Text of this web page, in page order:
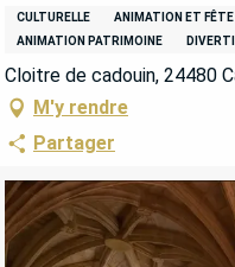
CULTURELLE ANIMATION ET FÊTE
ANIMATION PATRIMOINE
Cloitre de cadouin, 24480
M'y rendre
Partager